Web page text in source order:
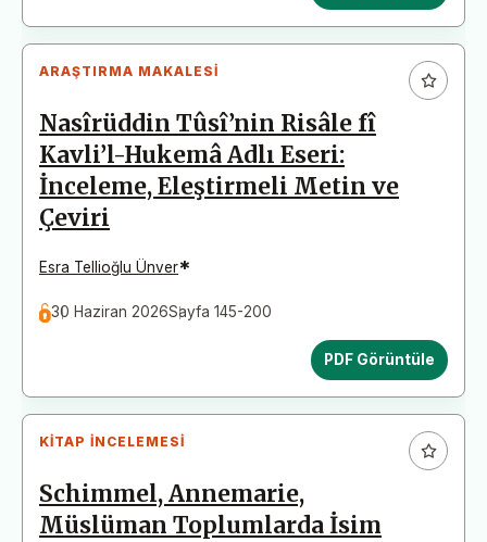
ARAŞTIRMA MAKALESI
Nasîrüddin Tûsî’nin Risâle fî
Kavli’l-Hukemâ Adlı Eseri:
İnceleme, Eleştirmeli Metin ve
Çeviri
Esra Tellioğlu Ünver*
30 Haziran 2026Sayfa 145-200
PDF Görüntüle
KITAP İNCELEMESI
Schimmel, Annemarie,
Müslüman Toplumlarda İsim